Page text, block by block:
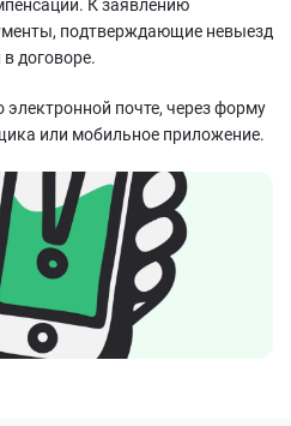
К заявлению
подтверждающие невыезд
договоре.
почте, через форму
или мобильное приложение.